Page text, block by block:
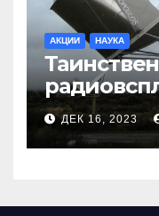
АКЦИИ НАУКА
ДЕК 16, 2023